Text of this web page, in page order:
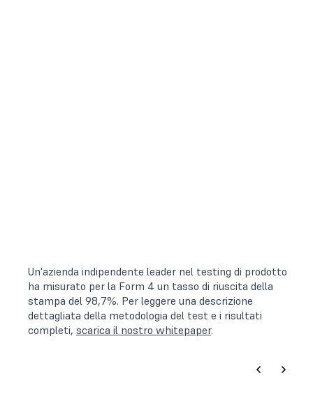
Un'azienda indipendente leader nel testing di prodotto
ha misurato per la Form 4 un tasso di riuscita della
stampa del 98,7%. Per leggere una descrizione
dettagliata della metodologia del test e i risultati
completi, scarica il nostro whitepaper.